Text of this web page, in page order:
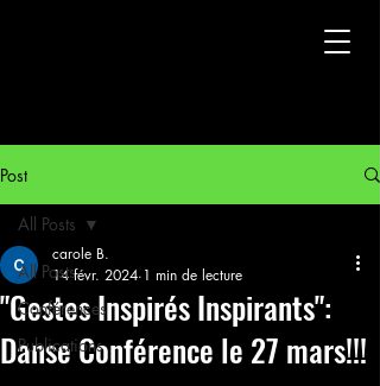
Post
All Posts
Conférences
Publications
All Posts
"Gestes Inspirés Inspirants":
Danse Conférence le 27 mars!!!
carole B.
14 févr. 2024 1 min de lecture